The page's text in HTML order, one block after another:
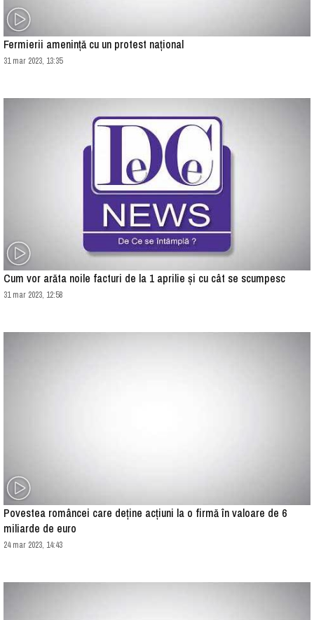
Fermierii amenință cu un protest național
31 mar 2023, 13:35
Cum vor arăta noile facturi de la 1 aprilie și cu cât se scumpesc
31 mar 2023, 12:58
Povestea româncei care deține acțiuni la o firmă în valoare de 6
miliarde de euro
24 mar 2023, 14:43